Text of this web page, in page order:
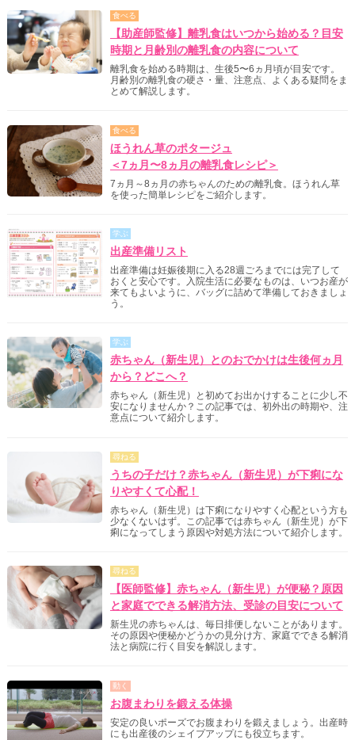
食べる
【助産師監修】離乳食はいつから始める？目安
時期と月齢別の離乳食の内容について
離乳食を始める時期は、生後5〜6ヵ月頃が目安です。
月齢別の離乳食の硬さ・量、注意点、よくある疑問をま
とめて解説します。
食べる
ほうれん草のポタージュ
＜7ヵ月〜8ヵ月の離乳食レシピ＞
7ヵ月～8ヵ月の赤ちゃんのための離乳食。ほうれん草
を使った簡単レシピをご紹介します。
学ぶ
出産準備リスト
出産準備は妊娠後期に入る28週ごろまでには完了して
おくと安心です。入院生活に必要なものは、いつお産が
来てもよいように、バッグに詰めて準備しておきましょ
う。
学ぶ
赤ちゃん（新生児）とのおでかけは生後何ヵ月
から？どこへ？
赤ちゃん（新生児）と初めてお出かけすることに少し不
安になりませんか？この記事では、初外出の時期や、注
意点について紹介します。
尋ねる
うちの子だけ？赤ちゃん（新生児）が下痢にな
りやすくて心配！
赤ちゃん（新生児）は下痢になりやすく心配という方も
少なくないはず。この記事では赤ちゃん（新生児）が下
痢になってしまう原因や対処方法について紹介します。
尋ねる
【医師監修】赤ちゃん（新生児）が便秘？原因
と家庭でできる解消方法、受診の目安について
新生児の赤ちゃんは、毎日排便しないことがあります。
その原因や便秘かどうかの見分け方、家庭でできる解消
法と病院に行く目安を解説します。
動く
お腹まわりを鍛える体操
安定の良いポーズでお腹まわりを鍛えましょう。出産時
にも出産後のシェイプアップにも役立ちます。